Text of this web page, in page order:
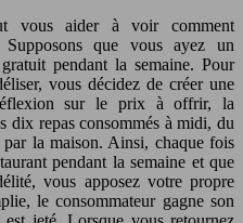
vous aider à voir comment
que vous ayez un
pendant la semaine. Pour
vous décidez de créer une
sur le prix à offrir, la
dix repas consommés à midi, du
la maison. Ainsi, chaque fois
pendant la semaine et que
vous apposez votre propre
le consommateur gagne son